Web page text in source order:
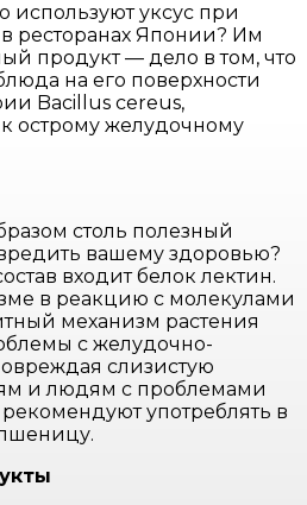
используют уксус при
ресторанах Японии? Им
продукт — дело в том, что
на его поверхности
Bacillus cereus,
острому желудочному
столь полезный
вашему здоровью?
входит белок лектин.
в реакцию с молекулами
механизм растения
с желудочно-
слизистую
и людям с проблемами
употреблять в